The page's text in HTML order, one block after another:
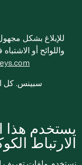
للإبلاغ بشكل
واللوائح أو
© 2020-2026
يستخدم هذا
الارتباط